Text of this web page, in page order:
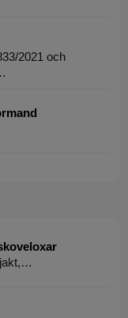
2021 och